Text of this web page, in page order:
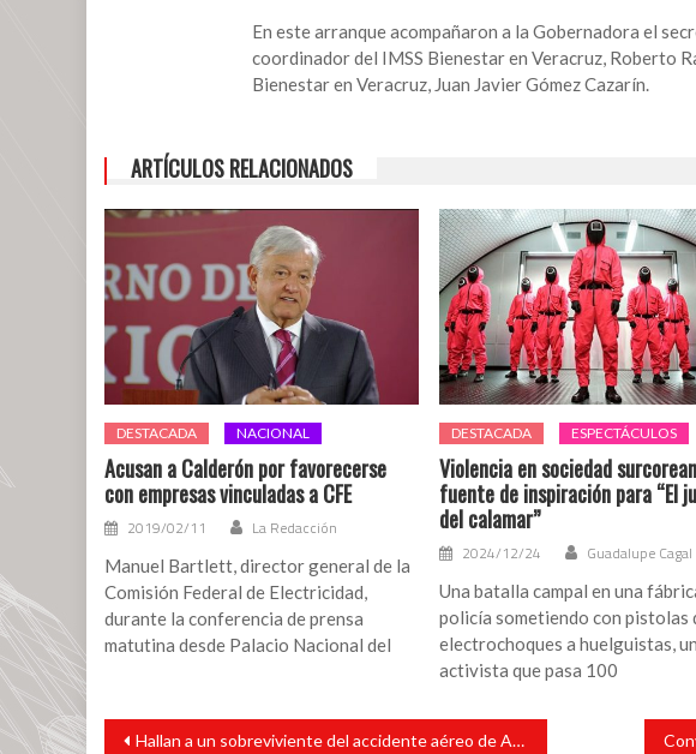
En este arranque acompañaron a la Gobernadora el
coordinador del IMSS Bienestar en Veracruz, Roberto
Bienestar en Veracruz, Juan Javier Gómez Cazarín.
ARTÍCULOS RELACIONADOS
DESTACADA NACIONAL
Acusan a Calderón por favorecerse
con empresas vinculadas a CFE
2019/02/11 La Redacción
Manuel Bartlett, director general de la
Comisión Federal de Electricidad,
durante la conferencia de prensa
matutina desde Palacio Nacional del
DESTACADA ESPECTÁCULOS
Violencia en sociedad
fuente de inspiración para “El
del calamar”
2024/12/24 Guadalupe Cagal
Una batalla campal en una
policía sometiendo con pistolas
electrochoques a huelguistas, un
activista que pasa 100
Navegación
Hallan a un sobreviviente del accidente aéreo de Air India